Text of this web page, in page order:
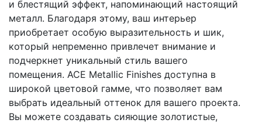
и блестящий эффект, напоминающий настоящий
металл. Благодаря этому, ваш интерьер
приобретает особую выразительность и шик,
который непременно привлечет внимание и
подчеркнет уникальный стиль вашего
помещения. ACE Metallic Finishes доступна в
широкой цветовой гамме, что позволяет вам
выбрать идеальный оттенок для вашего проекта.
Вы можете создавать сияющие золотистые,